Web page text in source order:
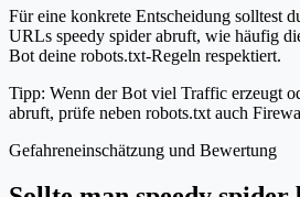
Für eine konkrete Entscheidung solltest
URLs speedy spider abruft, wie häufig
Bot deine robots.txt-Regeln respektiert.
Tipp: Wenn der Bot viel Traffic erzeugt
abruft, prüfe neben robots.txt auch
Gefahreneinschätzung und Bewertung